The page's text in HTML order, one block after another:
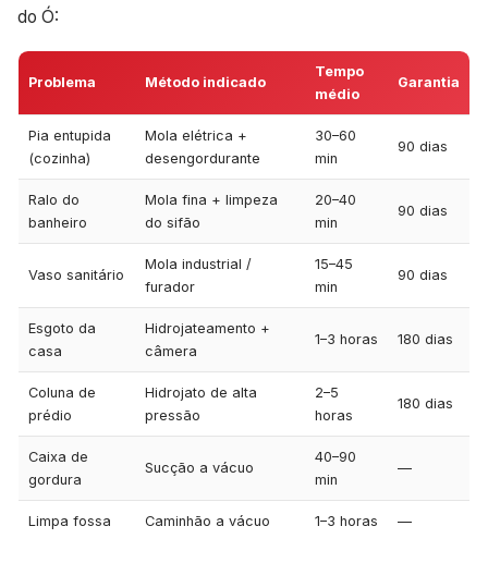
do Ó:
Problema Método indicado
Tempo
médio
Garantia
Pia entupida
(cozinha)
Mola elétrica +
desengordurante
30–60
min
90 dias
Ralo do
banheiro
Mola fina + limpeza
do sifão
20–40
min
90 dias
Vaso sanitário
Mola industrial /
furador
15–45
min
90 dias
Esgoto da
casa
Hidrojateamento +
câmera
1–3 horas 180 dias
Coluna de
prédio
Hidrojato de alta
pressão
2–5
horas
180 dias
Caixa de
gordura
Sucção a vácuo
40–90
min
—
Limpa fossa Caminhão a vácuo 1–3 horas —